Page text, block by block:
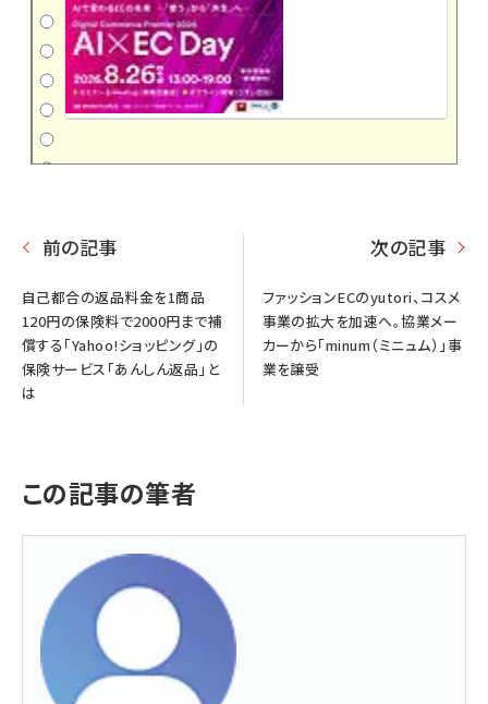
前の記事
自己都合の返品料金を1商品
120円の保険料で2000円まで補
償する「Yahoo!ショッピング」の
保険サービス「あんしん返品」と
は
次の記事
ファッションECのyutori、コスメ
事業の拡大を加速へ。協業メー
カーから「minum（ミニュム）」事
業を譲受
この記事の筆者